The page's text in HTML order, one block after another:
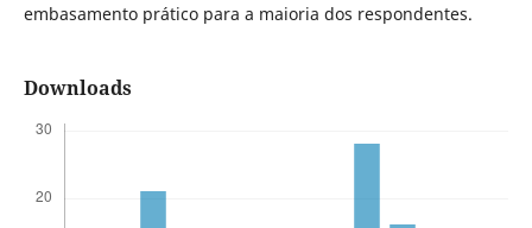
embasamento prático para a maioria dos respondentes.
Downloads